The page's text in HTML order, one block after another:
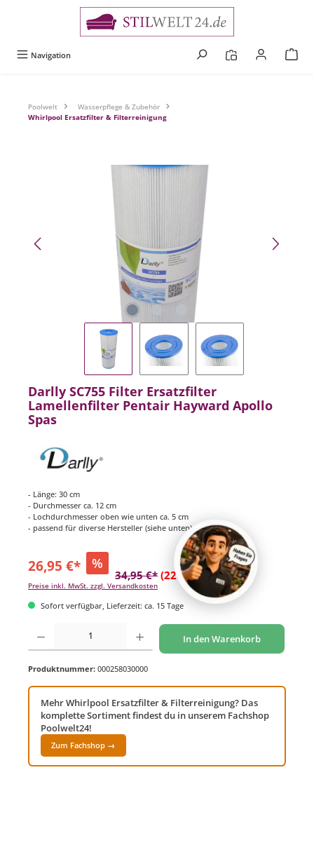
Navigation
Poolwelt
Wasserpflege & Zubehör
Whirlpool Ersatzfilter & Filterreinigung
Bildergalerie überspringen
Darlly SC755 Filter Ersatzfilter
Lamellenfilter Pentair Hayward Apollo
Spas
- Länge: 30 cm
- Durchmesser ca. 12 cm
- Lochdurchmesser oben wie unten ca. 5 cm
- passend für diverse Hersteller (siehe unten)
26,95 €* %
34,95 €* (22.89% gespart)
Preise inkl. MwSt. zzgl. Versandkosten
Sofort verfügbar, Lieferzeit: ca. 15 Tage
Produkt Anzahl: Gib den gewünschten Wert ein oder benutze die Schaltflächen um
In den Warenkorb
Produktnummer: 000258030000
Mehr Whirlpool Ersatzfilter & Filterreinigung? Das
komplette Sortiment findest du in unserem Fachshop
Poolwelt24!
Zum Fachshop →